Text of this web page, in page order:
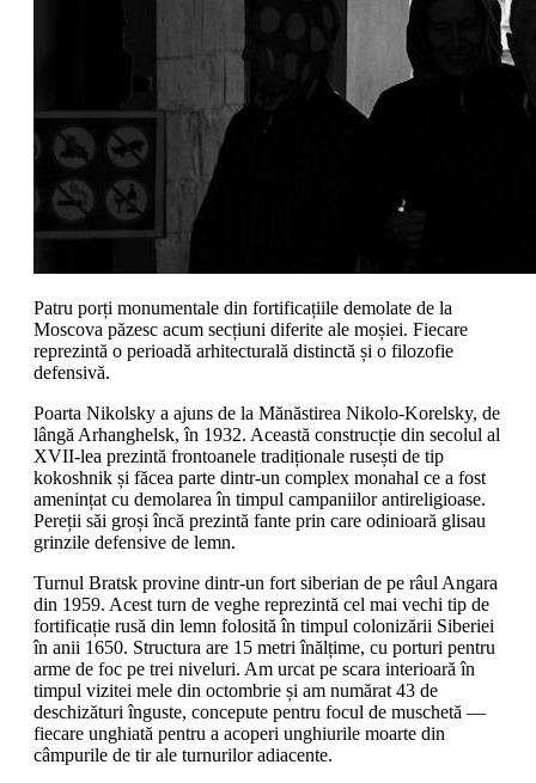
Patru porți monumentale din fortificațiile demolate de la
Moscova păzesc acum secțiuni diferite ale moșiei. Fiecare
reprezintă o perioadă arhitecturală distinctă și o filozofie
defensivă.
Poarta Nikolsky a ajuns de la Mănăstirea Nikolo-Korelsky, de
lângă Arhanghelsk, în 1932. Această construcție din secolul al
XVII-lea prezintă frontoanele tradiționale rusești de tip
kokoshnik și făcea parte dintr-un complex monahal ce a fost
amenințat cu demolarea în timpul campaniilor antireligioase.
Pereții săi groși încă prezintă fante prin care odinioară glisau
grinzile defensive de lemn.
Turnul Bratsk provine dintr-un fort siberian de pe râul Angara
din 1959. Acest turn de veghe reprezintă cel mai vechi tip de
fortificație rusă din lemn folosită în timpul colonizării Siberiei
în anii 1650. Structura are 15 metri înălțime, cu porturi pentru
arme de foc pe trei niveluri. Am urcat pe scara interioară în
timpul vizitei mele din octombrie și am numărat 43 de
deschizături înguste, concepute pentru focul de muschetă —
fiecare unghiată pentru a acoperi unghiurile moarte din
câmpurile de tir ale turnurilor adiacente.